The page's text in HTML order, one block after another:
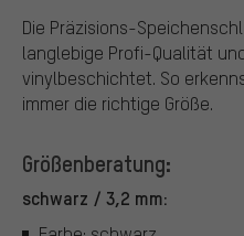
Die Präzisions-
langlebige Profi-Qualität
vinylbeschichtet. So
immer die richtige Größe.
Größenberatung:
schwarz / 3,2 mm: